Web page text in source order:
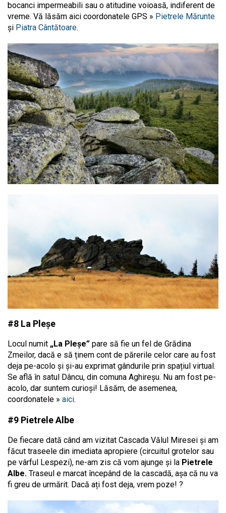
bocanci impermeabili sau o atitudine voioasă, indiferent de
vreme. Vă lăsăm aici coordonatele GPS » Pietrele Mărunte
și Piatra Cântătoare.
#8 La Pleșe
Locul numit „La Pleșe” pare să fie un fel de Grădina
Zmeilor, dacă e să ținem cont de părerile celor care au fost
deja pe-acolo și și-au exprimat gândurile prin spațiul virtual.
Se află în satul Dâncu, din comuna Aghireșu. Nu am fost pe-
acolo, dar suntem curioși! Lăsăm, de asemenea,
coordonatele » aici.
#9 Pietrele Albe
De fiecare dată când am vizitat Cascada Vălul Miresei și am
făcut traseele din imediata apropiere (circuitul grotelor sau
pe vârful Lespezi), ne-am zis că vom ajunge și la Pietrele
Albe. Traseul e marcat începând de la cascadă, așa că nu va
fi greu de urmărit. Dacă ați fost deja, vrem poze! ?